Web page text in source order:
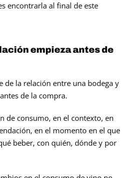
encontrarla al final de este
empieza antes de
de la relación entre una bodega y
de la compra.
de consumo, en el contexto, en
en el momento en el que
beber, con quién, dónde y por